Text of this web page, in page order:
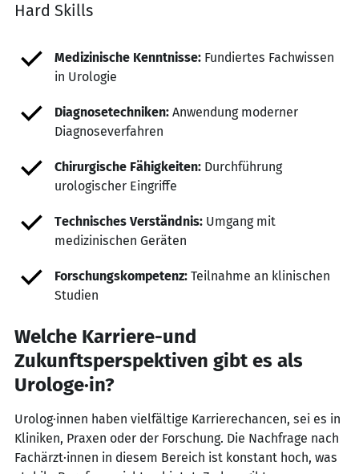
Hard Skills
Medizinische Kenntnisse: Fundiertes Fachwissen
in Urologie
Diagnosetechniken: Anwendung moderner
Diagnoseverfahren
Chirurgische Fähigkeiten: Durchführung
urologischer Eingriffe
Technisches Verständnis: Umgang mit
medizinischen Geräten
Forschungskompetenz: Teilnahme an klinischen
Studien
Welche Karriere-und
Zukunftsperspektiven gibt es als
Urologe·in?
Urolog·innen haben vielfältige Karrierechancen, sei es in
Kliniken, Praxen oder der Forschung. Die Nachfrage nach
Fachärzt·innen in diesem Bereich ist konstant hoch, was